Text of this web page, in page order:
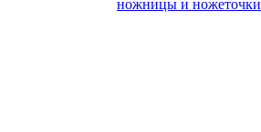
ножницы и ножеточки